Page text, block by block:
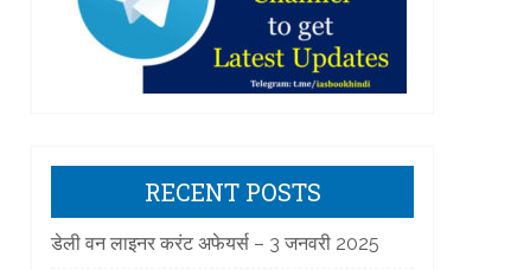
RECENT POSTS
डेली वन लाइनर करंट अफेयर्स – 3 जनवरी 2025